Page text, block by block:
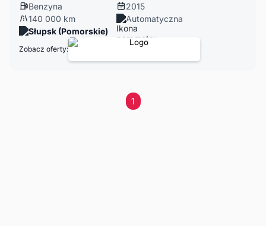
Benzyna
2015
140 000 km
Automatyczna
Słupsk (Pomorskie)
Zobacz oferty:
1